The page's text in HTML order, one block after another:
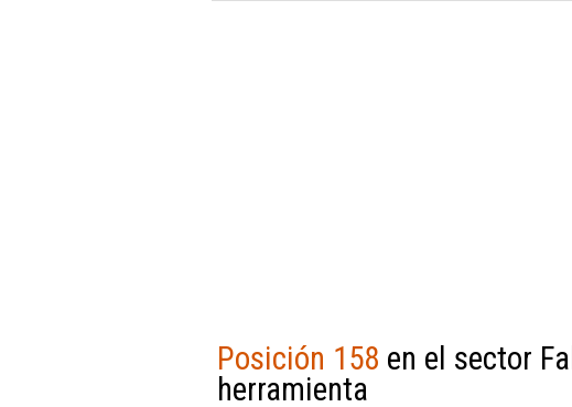
Posición 158 en el sector
herramienta